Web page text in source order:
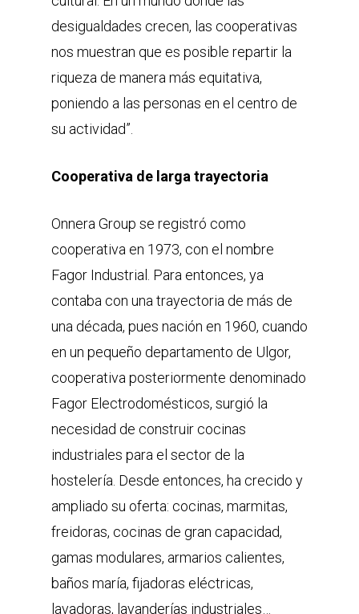
desigualdades crecen, las cooperativas
nos muestran que es posible repartir la
riqueza de manera más equitativa,
poniendo a las personas en el centro de
su actividad”.
Cooperativa de larga trayectoria
Onnera Group se registró como
cooperativa en 1973, con el nombre
Fagor Industrial. Para entonces, ya
contaba con una trayectoria de más de
una década, pues nación en 1960, cuando
en un pequeño departamento de Ulgor,
cooperativa posteriormente denominado
Fagor Electrodomésticos, surgió la
necesidad de construir cocinas
industriales para el sector de la
hostelería. Desde entonces, ha crecido y
ampliado su oferta: cocinas, marmitas,
freidoras, cocinas de gran capacidad,
gamas modulares, armarios calientes,
baños maría, fijadoras eléctricas,
lavadoras, lavanderías industriales…